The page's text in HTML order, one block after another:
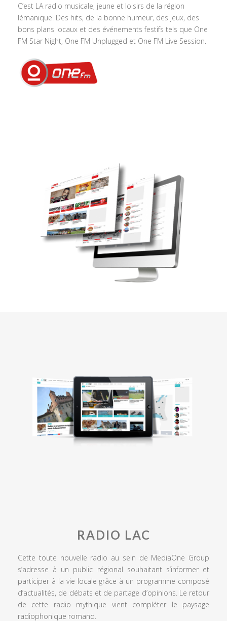
C’est LA radio musicale, jeune et loisirs de la région
lémanique. Des hits, de la bonne humeur, des jeux, des
bons plans locaux et des événements festifs tels que One
FM Star Night, One FM Unplugged et One FM Live Session.
RADIO LAC
Cette toute nouvelle radio au sein de MediaOne Group
s’adresse à un public régional souhaitant s’informer et
participer à la vie locale grâce à un programme composé
d’actualités, de débats et de partage d’opinions. Le retour
de cette radio mythique vient compléter le paysage
radiophonique romand.